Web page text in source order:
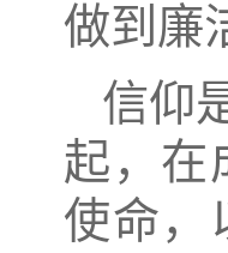
做到廉
信仰
起，在
使命，